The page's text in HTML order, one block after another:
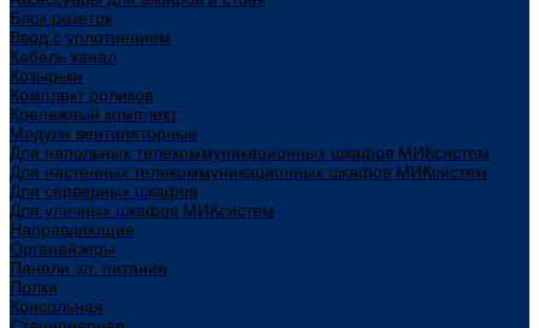
Блок розеток
Ввод с уплотнением
Кабель канал
Козырьки
Комплект роликов
Крепежный комплект
Модули вентиляторные
Для напольных телекоммуникационных шкафов МИКсистем
Для настенных телекоммуникационных шкафов МИКсистем
Для серверных шкафов
Для уличных шкафов МИКсистем
Направляющие
Органайзеры
Панели эл. питания
Полки
Консольная